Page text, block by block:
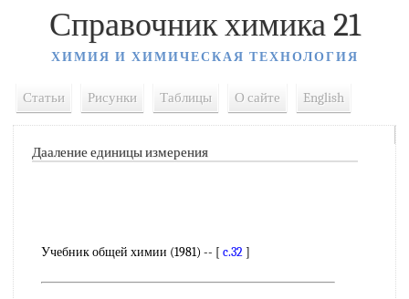
Справочник химика 21
ХИМИЯ И ХИМИЧЕСКАЯ ТЕХНОЛОГИЯ
Статьи Рисунки Таблицы О сайте English
Дааление единицы измерения
Учебник общей химии (1981) -- [ c.32]